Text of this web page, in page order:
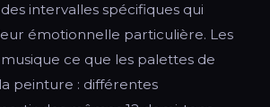
intervalles spécifiques qui
émotionnelle particulière. Les
ce que les palettes de
peinture : différentes